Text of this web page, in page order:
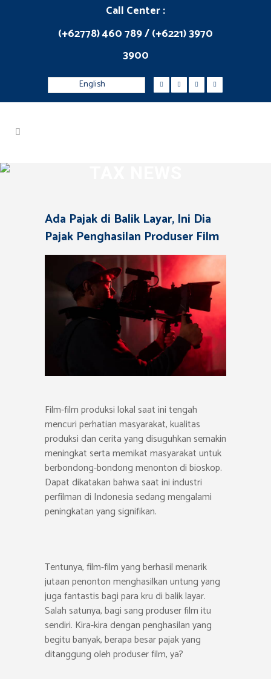
Call Center :
(+62778) 460 789 / (+6221) 3970
3900
English
Ada Pajak di Balik Layar, Ini Dia
Pajak Penghasilan Produser Film
Film-film produksi lokal saat ini tengah
mencuri perhatian masyarakat, kualitas
produksi dan cerita yang disuguhkan semakin
meningkat serta memikat masyarakat untuk
berbondong-bondong menonton di bioskop.
Dapat dikatakan bahwa saat ini industri
perfilman di Indonesia sedang mengalami
peningkatan yang signifikan.
Tentunya, film-film yang berhasil menarik
jutaan penonton menghasilkan untung yang
juga fantastis bagi para kru di balik layar.
Salah satunya, bagi sang produser film itu
sendiri. Kira-kira dengan penghasilan yang
begitu banyak, berapa besar pajak yang
ditanggung oleh produser film, ya?